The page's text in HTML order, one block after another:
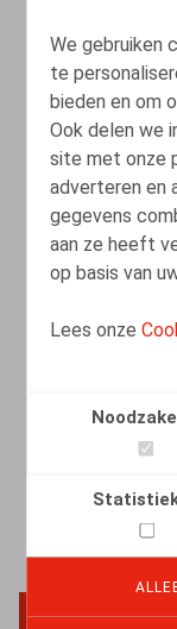
We gebruiken
te
bieden en om
Ook delen we
site met onze
adverteren en
gegevens
aan ze heeft
op basis van
Lees onze
verkorte
weken